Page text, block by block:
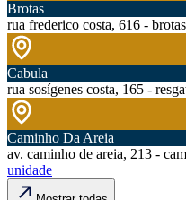
Brotas
rua frederico costa, 616 -
Cabula
rua sosígenes costa, 165 -
Caminho Da Areia
av. caminho de areia, 213 -
unidade